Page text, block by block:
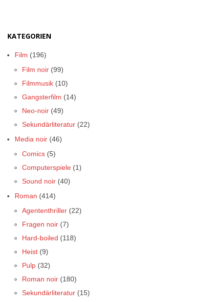
KATEGORIEN
Film (196)
Film noir (99)
Filmmusik (10)
Gangsterfilm (14)
Neo-noir (49)
Sekundärliteratur (22)
Media noir (46)
Comics (5)
Computerspiele (1)
Sound noir (40)
Roman (414)
Agententhriller (22)
Fragen noir (7)
Hard-boiled (118)
Heist (9)
Pulp (32)
Roman noir (180)
Sekundärliteratur (15)